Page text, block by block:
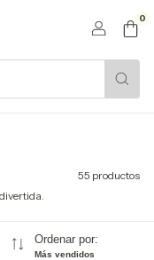
0
55 productos
Ordenar por:
Más vendidos